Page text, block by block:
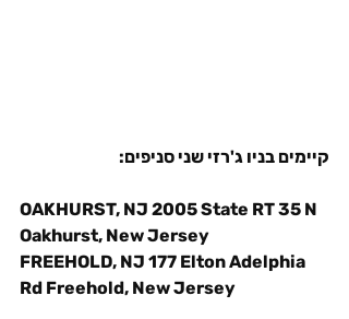
קיימים בניו ג'רזי שני סניפים:
OAKHURST, NJ 2005 State RT 35 N
Oakhurst, New Jersey
FREEHOLD, NJ 177 Elton Adelphia
Rd Freehold, New Jersey